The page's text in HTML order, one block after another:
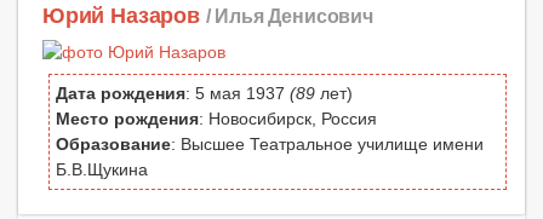
Юрий Назаров / Илья Денисович
Дата рождения: 5 мая 1937 (89 лет)
Место рождения: Новосибирск, Россия
Образование: Высшее Театральное училище имени
Б.В.Щукина